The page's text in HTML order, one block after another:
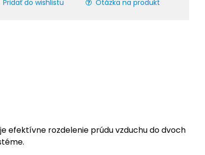
Pridať do wishlistu
Otázka na produkt
efektívne rozdelenie prúdu vzduchu do dvoch